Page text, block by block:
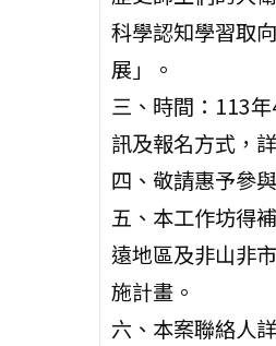
科學認知學習取
展」。
三、時間：113
訊及報名方式，
四、敬請惠予參
五、本工作坊得
遠地區及非山非
施計畫。
六、本案聯絡人